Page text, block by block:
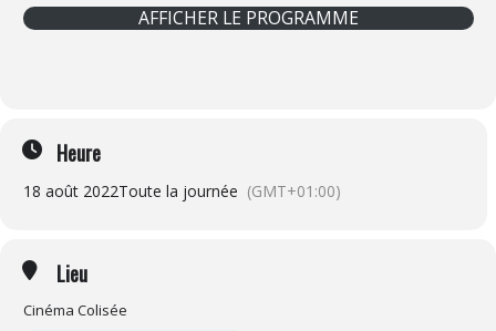
AFFICHER LE PROGRAMME
Heure
18 août 2022Toute la journée (GMT+01:00)
Lieu
Cinéma Colisée